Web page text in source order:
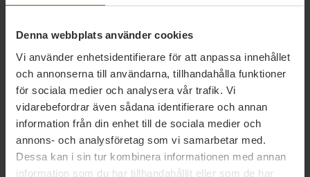
Denna webbplats använder cookies
Vi använder enhetsidentifierare för att anpassa innehållet
och annonserna till användarna, tillhandahålla funktioner
för sociala medier och analysera vår trafik. Vi
vidarebefordrar även sådana identifierare och annan
information från din enhet till de sociala medier och
annons- och analysföretag som vi samarbetar med.
Dessa kan i sin tur kombinera informationen med annan
information som du har tillhandahållit eller som de har
(Bolag; typ av annonsering; tidsperiod, målgrupp, geografi,
budget)